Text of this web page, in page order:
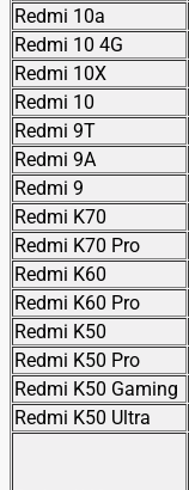
Redmi 10a
Redmi 10 4G
Redmi 10X
Redmi 10
Redmi 9T
Redmi 9A
Redmi 9
Redmi K70
Redmi K70 Pro
Redmi K60
Redmi K60 Pro
Redmi K50
Redmi K50 Pro
Redmi K50 Gaming
Redmi K50 Ultra